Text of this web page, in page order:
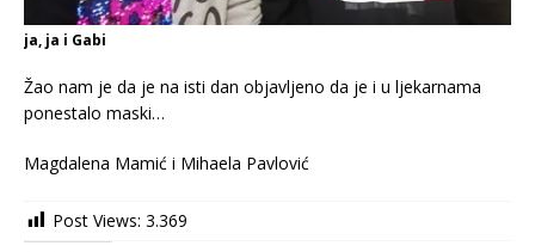
ja, ja i Gabi
Žao nam je da je na isti dan objavljeno da je i u ljekarnama
ponestalo maski…
Magdalena Mamić i Mihaela Pavlović
Post Views: 3.369